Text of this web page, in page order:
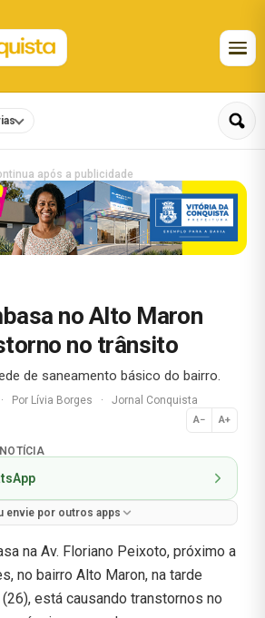
após a publicidade
no Alto Maron
no trânsito
de saneamento básico do bairro.
· Por Lívia Borges · Jornal Conquista
A− A+
Normal
envie por outros apps
na Av. Floriano Peixoto, próximo a
no bairro Alto Maron, na tarde
está causando transtornos no